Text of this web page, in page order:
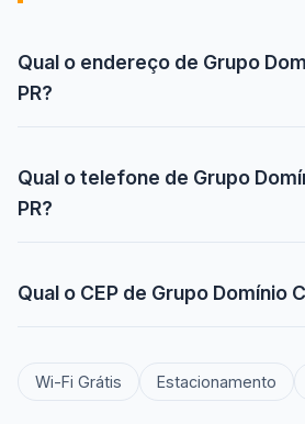
Qual o endereço de Grupo
PR?
Qual o telefone de Grupo
PR?
Qual o CEP de Grupo Domínio
Wi-Fi Grátis Estacionamento